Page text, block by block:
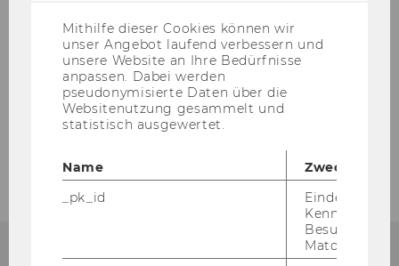
Schule & Gesellschaft
Netzwerken
Mithilfe dieser Cookies können wir
unser Angebot laufend verbessern und
unsere Website an Ihre Bedürfnisse
anpassen. Dabei werden
pseudonymisierte Daten über die
Websitenutzung gesammelt und
statistisch ausgewertet.
Name
Zweck
_pk_id
Eindeutige
Besuchers
Matomo.